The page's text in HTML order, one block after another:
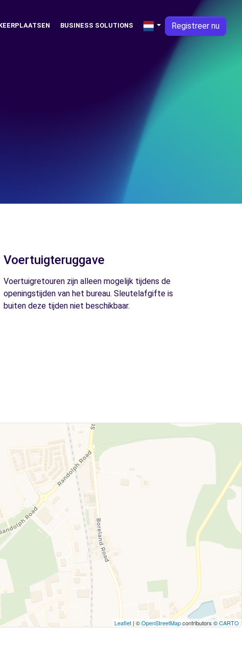
BUSINESS SOLUTIONS Registreer nu
Voertuigteruggave
Voertuigretouren zijn alleen mogelijk tijdens de
openingstijden van het bureau. Sleutelafgifte is
buiten deze tijden niet beschikbaar.
Leaflet | ©OpenStreetMapcontributors ©CARTO